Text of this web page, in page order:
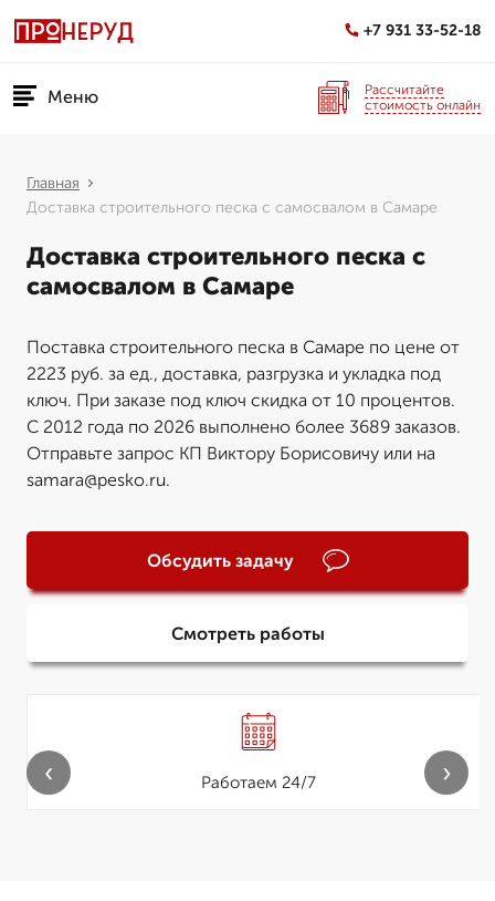
+7 931 33-52-18
Меню
Рассчитайте
стоимость онлайн
Главная
Доставка строительного песка с самосвалом в Самаре
Доставка строительного песка с
самосвалом в Самаре
Поставка строительного песка в Самаре по цене от
2223 руб. за ед., доставка, разгрузка и укладка под
ключ. При заказе под ключ скидка от 10 процентов.
С 2012 года по 2026 выполнено более 3689 заказов.
Отправьте запрос КП Виктору Борисовичу или на
samara@pesko.ru.
Обсудить задачу
Смотреть работы
Работаем 24/7
‹ ›